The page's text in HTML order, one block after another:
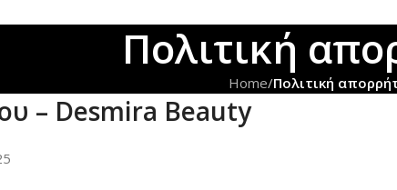
Πολιτική
Home/Πολιτική
– Desmira Beauty